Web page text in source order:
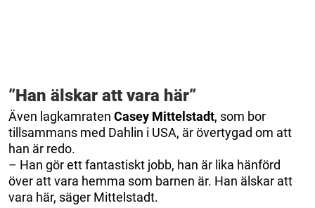
”Han älskar att vara här”
Även lagkamraten Casey Mittelstadt, som bor
tillsammans med Dahlin i USA, är övertygad om att
han är redo.
– Han gör ett fantastiskt jobb, han är lika hänförd
över att vara hemma som barnen är. Han älskar att
vara här, säger Mittelstadt.